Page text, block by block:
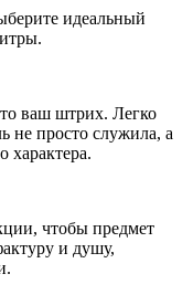
идеальный
ваш штрих. Легко
не просто служила, а
характера.
чтобы предмет
и душу,